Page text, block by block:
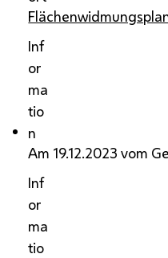
Inf
or
ma
tio
n
Am 19.12.2023 vom
Inf
or
ma
tio